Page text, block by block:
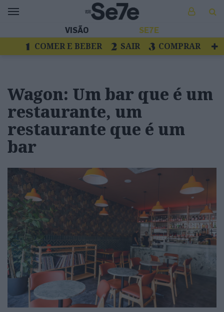
VISÃO SE7E
COMER E BEBER SAIR
COMPRAR
Wagon: Um bar que é um
restaurante, um
restaurante que é um
bar